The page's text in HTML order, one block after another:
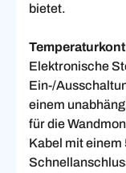
bietet.
Elektronische
Ein-/
einem
für die
Kabel mit